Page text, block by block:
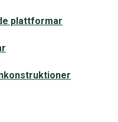
plattformar